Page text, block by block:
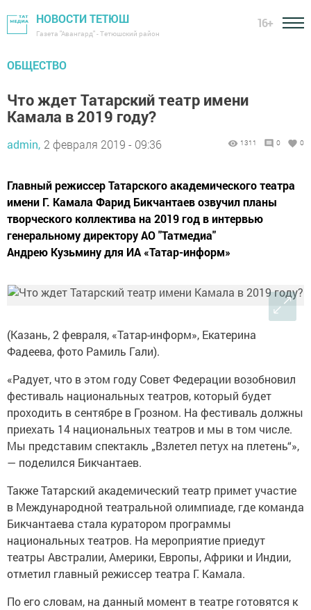
НОВОСТИ ТЕТЮШ
Газета "Авангард" - Тетюшский район
16+
ОБЩЕСТВО
Что ждет Татарский театр имени
Камала в 2019 году?
admin, 2 февраля 2019 - 09:36 1311 0 0
Главный режиссер Татарского академического театра
имени Г. Камала Фарид Бикчантаев озвучил планы
творческого коллектива на 2019 год в интервью
генеральному директору АО "Татмедиа"
Андрею Кузьмину для ИА «Татар-информ»
(Казань, 2 февраля, «Татар-информ», Екатерина
Фадеева, фото Рамиль Гали).
«Радует, что в этом году Совет Федерации возобновил
фестиваль национальных театров, который будет
проходить в сентябре в Грозном. На фестиваль должны
приехать 14 национальных театров и мы в том числе.
Мы представим спектакль „Взлетел петух на плетень“»,
— поделился Бикчантаев.
Также Татарский академический театр примет участие
в Международной театральной олимпиаде, где команда
Бикчантаева стала куратором программы
национальных театров. На мероприятие приедут
театры Австралии, Америки, Европы, Африки и Индии,
отметил главный режиссер театра Г. Камала.
По его словам, на данный момент в театре готовятся к